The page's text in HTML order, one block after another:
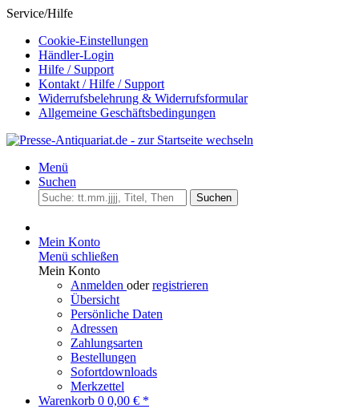
Service/Hilfe
Cookie-Einstellungen
Händler-Login
Hilfe / Support
Kontakt / Hilfe / Support
Widerrufsbelehrung & Widerrufsformular
Allgemeine Geschäftsbedingungen
Menü
Suchen
Suchen
Mein Konto
Menü schließen
Mein Konto
Anmelden oderregistrieren
Übersicht
Persönliche Daten
Adressen
Zahlungsarten
Bestellungen
Sofortdownloads
Merkzettel
Warenkorb 0 0,00 € *